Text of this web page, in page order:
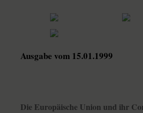
Ausgabe vom 15.01.1999